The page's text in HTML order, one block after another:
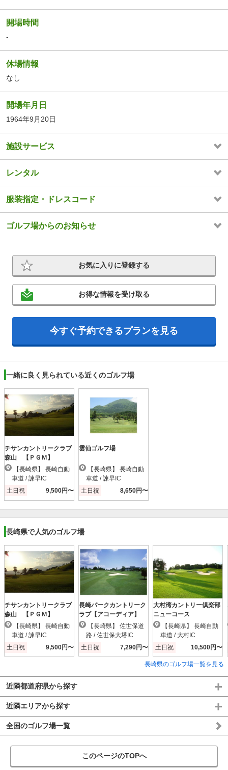
開場時間
-
休場情報
なし
開場年月日
1964年9月20日
施設サービス
レンタル
服装指定・ドレスコード
ゴルフ場からのお知らせ
お気に入りに登録する
お得な情報を受け取る
今すぐ予約できるプランを見る
一緒に良く見られている近くのゴルフ場
チサンカントリークラブ
森山 【ＰＧＭ】
車道 / 諫早IC
土日祝
9,500円〜
雲仙ゴルフ場
車道 / 諫早IC
土日祝
8,650円〜
長崎県で人気のゴルフ場
チサンカントリークラブ
森山 【ＰＧＭ】
車道 / 諫早IC
土日祝
9,500円〜
長崎パークカントリーク
ラブ【アコーディア】
路 / 佐世保大塔IC
土日祝
7,290円〜
大村湾カントリー倶楽部
ニューコース
車道 / 大村IC
土日祝
10,500円〜
長崎県のゴルフ場一覧を見る
近隣都道府県から探す
近隣エリアから探す
全国のゴルフ場一覧
このページのTOPへ